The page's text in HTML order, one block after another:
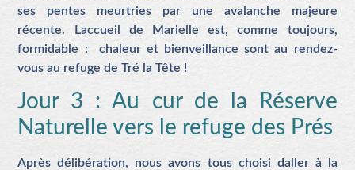
ses pentes meurtries par une avalanche majeure
récente. Laccueil de Marielle est, comme toujours,
formidable : chaleur et bienveillance sont au rendez-
vous au refuge de Tré la Tête !
Jour 3 : Au cur de la Réserve
Naturelle vers le refuge des Prés
Après délibération, nous avons tous choisi daller à la